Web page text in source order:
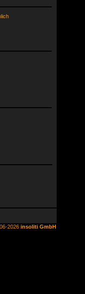
2026 insoliti GmbH